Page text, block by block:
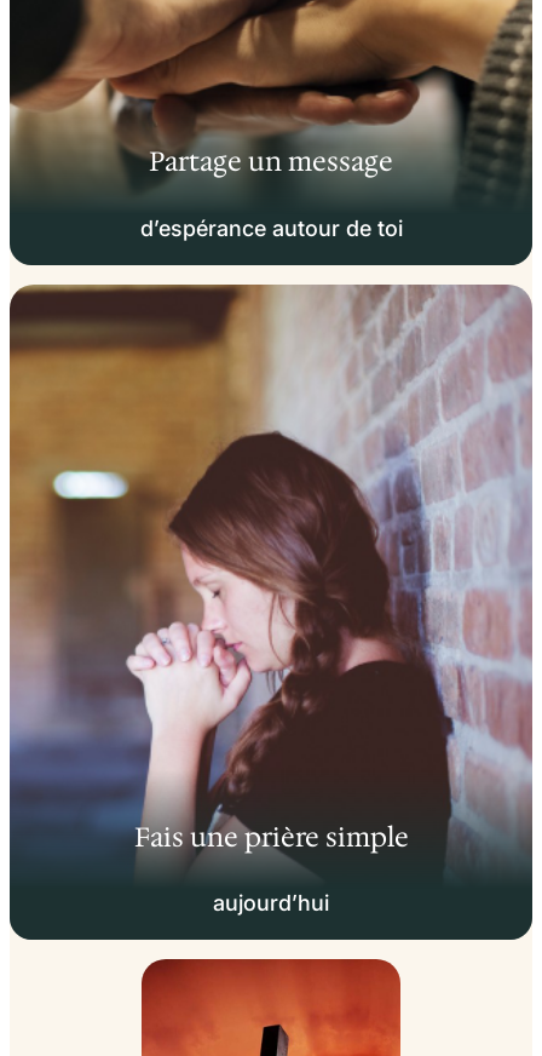
Partage un message
d’espérance autour de toi
Fais une prière simple
aujourd’hui